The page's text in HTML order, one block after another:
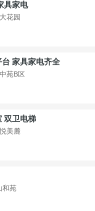
具家电
花园
家具家电齐全
苑B区
双卫电梯
美麓
和苑